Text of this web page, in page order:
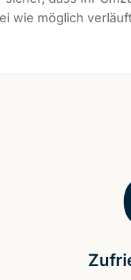
wie möglich